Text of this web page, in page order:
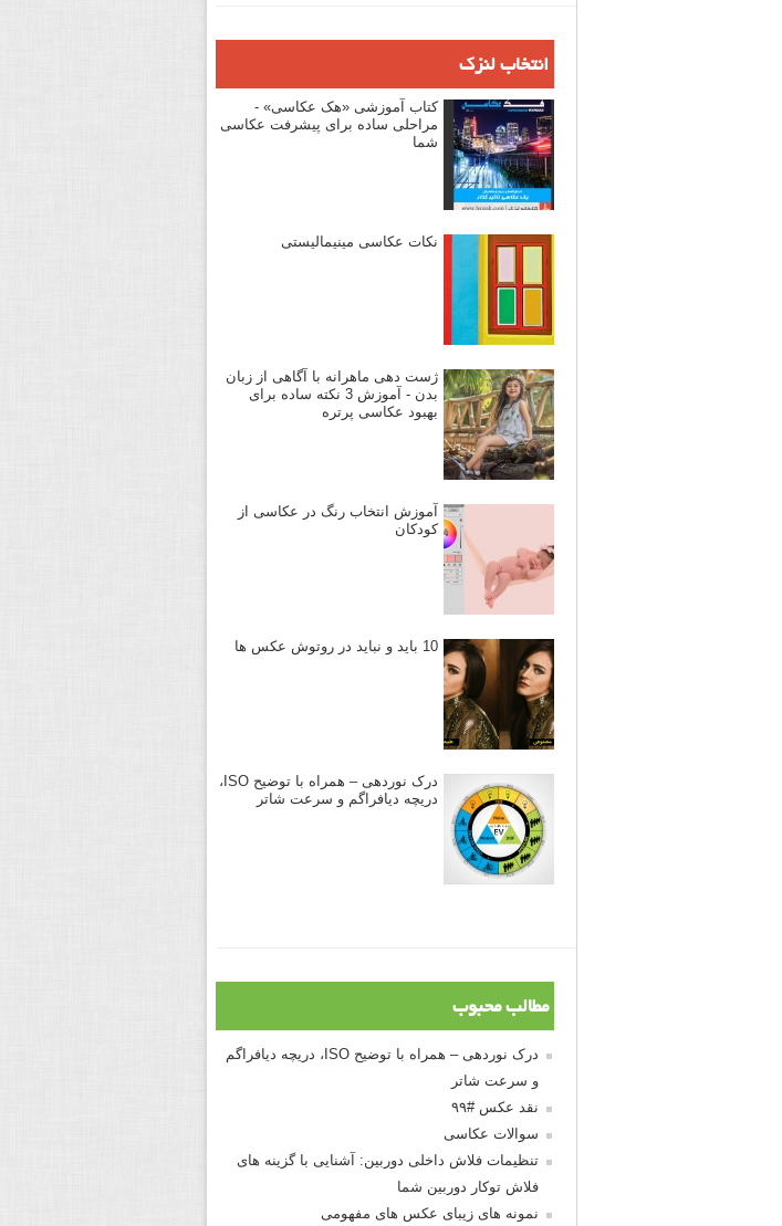
انتخاب لنزک
کتاب آموزشی «هک عکاسی» -
مراحلی ساده برای پیشرفت عکاسی
شما
نکات عکاسی مینیمالیستی
ژست دهی ماهرانه با آگاهی از زبان
بدن - آموزش 3 نکته ساده برای
بهبود عکاسی پرتره
آموزش انتخاب رنگ در عکاسی از
کودکان
10 باید و نباید در روتوش عکس ها
درک نوردهی – همراه با توضیح ISO،
دریچه دیافراگم و سرعت شاتر
مطالب محبوب
درک نوردهی – همراه با توضیح ISO، دریچه دیافراگم
و سرعت شاتر
نقد عکس #۹۹
سوالات عکاسی
تنظیمات فلاش داخلی دوربین: آشنایی با گزینه های
فلاش توکار دوربین شما
نمونه های زیبای عکس های مفهومی